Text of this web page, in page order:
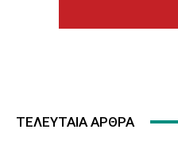
ΤΕΛΕΥΤΑΙΑ ΑΡΘΡΑ